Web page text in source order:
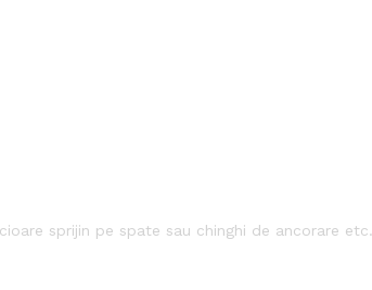
sprijin pe spate sau chinghi de ancorare etc.